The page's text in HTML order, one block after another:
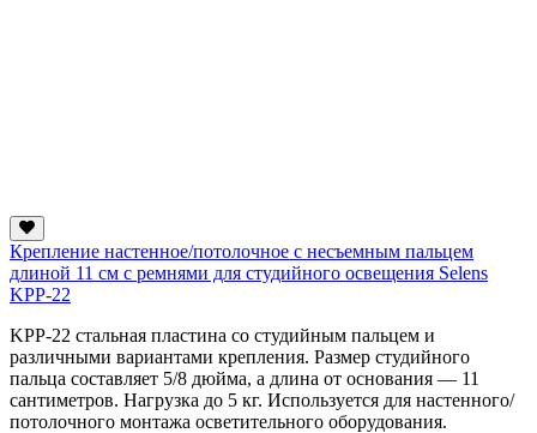
Крепление настенное/потолочное с несъемным пальцем
длиной 11 см с ремнями для студийного освещения Selens
KPP-22
KPP-22 стальная пластина со студийным пальцем и
различными вариантами крепления. Размер студийного
пальца составляет 5/8 дюйма, а длина от основания — 11
сантиметров. Нагрузка до 5 кг. Используется для настенного/
потолочного монтажа осветительного оборудования.